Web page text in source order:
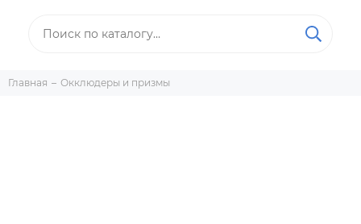
Главная Окклюдеры и призмы